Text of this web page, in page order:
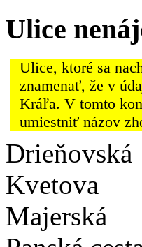
Ulice
Ulice, ktoré sa
znamenať, že v
Kráľa. V tomto
umiestniť názov
Drieňovská
Kvetova
Majerská